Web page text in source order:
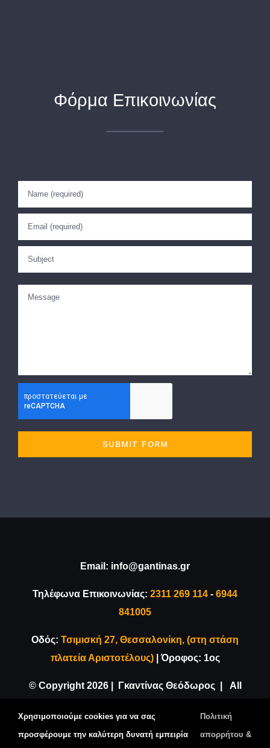
Φόρμα Επικοινωνίας
Email: info@gantinas.gr
Τηλέφωνα Επικοινωνίας: 2311 269 114 - 6944
841005
Οδός: Τσιμισκή 27, Θεσσαλονίκη, (στη στάση
πλατεία Αριστοτέλους)| Όροφος: 1ος
© Copyright 2026 | Γκαντίνας Θεόδωρος | All
VDesigns.gr
Χρησιμοποιούμε cookies για να σας
προσφέρουμε την καλύτερη δυνατή εμπειρία
Πολιτική
απορρήτου &